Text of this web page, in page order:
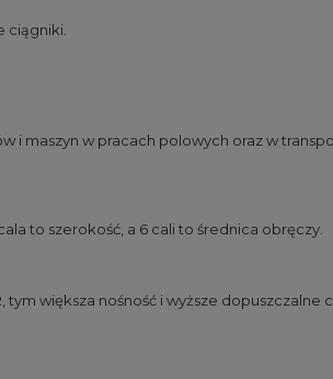
ciągniki.
i maszyn w pracach polowych oraz w
to szerokość, a 6 cali to średnica obręczy.
tym większa nośność i wyższe